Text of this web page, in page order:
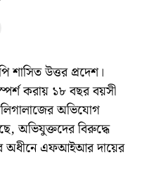
শাসিত উত্তর প্রদেশ।
করায় ১৮ বছর বয়সী
অভিযোগ
অভিযুক্তদের বিরুদ্ধে
অধীনে এফআইআর দায়ের